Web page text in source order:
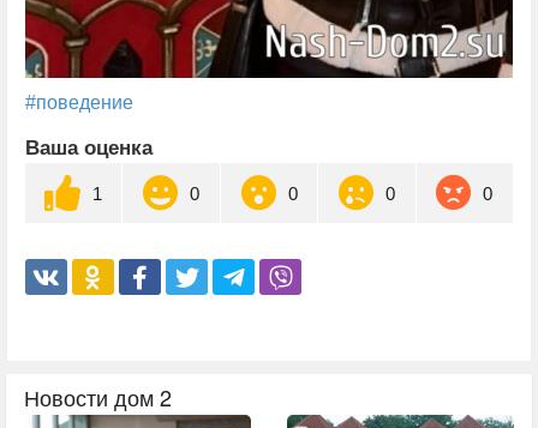
#поведение
Ваша оценка
1 0 0 0 0
Новости дом 2